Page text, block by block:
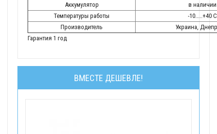
Аккумулятор
в наличии
Температуры работы
-10.....+40 С
Производитель
Украина,
Гарантия 1 год
ВМЕСТЕ ДЕШЕВЛЕ!